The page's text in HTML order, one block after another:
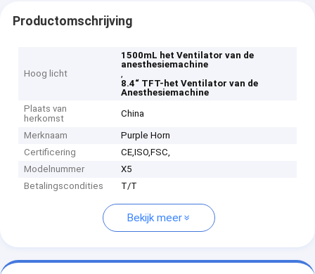
Productomschrijving
Hoog licht
1500mL het Ventilator van de
anesthesiemachine
,
8.4“ TFT-het Ventilator van de
Anesthesiemachine
Plaats van
herkomst
China
Merknaam
Purple Horn
Certificering
CE,ISO,FSC,
Modelnummer
X5
Betalingscondities
T/T
Bekijk meer